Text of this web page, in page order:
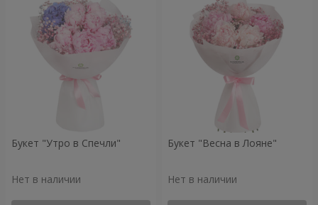
Букет "Утро в Спечли"
Нет в наличии
Букет "Весна в Лояне"
Нет в наличии